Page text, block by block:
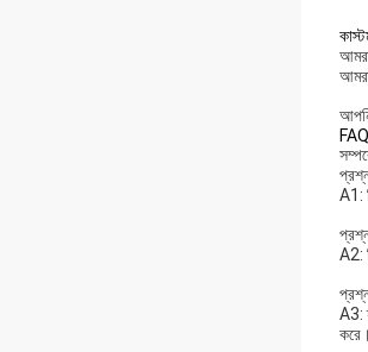
A1:
A2:
A3:
করে।